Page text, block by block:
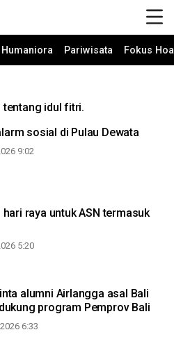
Humaniora Pariwisata Fokus
tentang idul fitri.
sosial di Pulau Dewata
9:02
hari raya untuk ASN termasuk
5:20
alumni Airlangga asal Bali
program Pemprov Bali
6:33